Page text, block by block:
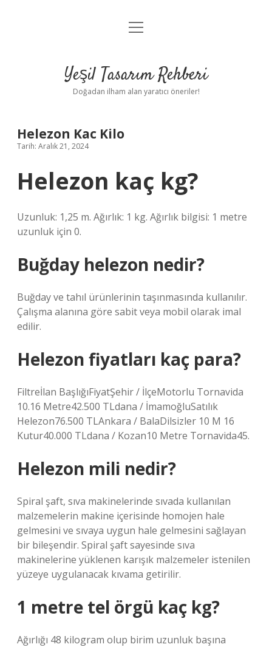
Anasayfa
Yasal Uyarı
menüyü
Yeşil Tasarım Rehberi
Doğadan ilham alan yaratıcı öneriler!
Helezon Kac Kilo
Tarih: Aralık 21, 2024
Helezon kaç kg?
Uzunluk: 1,25 m. Ağırlık: 1 kg. Ağırlık bilgisi: 1 metre
uzunluk için 0.
Buğday helezon nedir?
Buğday ve tahıl ürünlerinin taşınmasında kullanılır.
Çalışma alanına göre sabit veya mobil olarak imal
edilir.
Helezon fiyatları kaç para?
Filtreİlan BaşlığıFiyatŞehir / İlçeMotorlu Tornavida
10.16 Metre42.500 TLdana / İmamoğluSatılık
Helezon76.500 TLAnkara / BalaDilsizler 10 M 16
Kutur40.000 TLdana / Kozan10 Metre Tornavida45.
Helezon mili nedir?
Spiral şaft, sıva makinelerinde sıvada kullanılan
malzemelerin makine içerisinde homojen hale
gelmesini ve sıvaya uygun hale gelmesini sağlayan
bir bileşendir. Spiral şaft sayesinde sıva
makinelerine yüklenen karışık malzemeler istenilen
yüzeye uygulanacak kıvama getirilir.
1 metre tel örgü kaç kg?
Ağırlığı 48 kilogram olup birim uzunluk başına